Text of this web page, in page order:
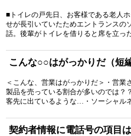
■トイレの戸先日、お客様である老人
せが長引いていたためエントランスの
話。後輩がトイレを借りると席を立っ
こんな○○はがっかりだ（短
＜こんな、営業はがっかりだ＞・営
製品を売っている割合が多いのでは？
客先に出ているような…・ソーシャル
契約者情報に電話号の項目